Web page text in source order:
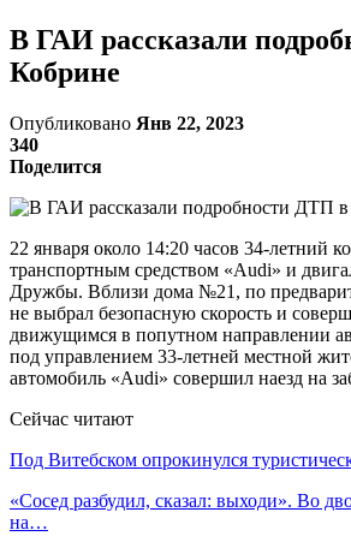
В ГАИ рассказали
Кобрине
Опубликовано Янв 22, 2023
340
Поделится
22 января около 14:20 часов 34-летний
транспортным средством «Audi» и
Дружбы. Вблизи дома №21, по
не выбрал безопасную скорость и
движущимся в попутном направлении
под управлением 33-летней местной
автомобиль «Audi» совершил наезд на
Сейчас читают
Под Витебском опрокинулся
«Сосед разбудил, сказал: выходи». Во
на…